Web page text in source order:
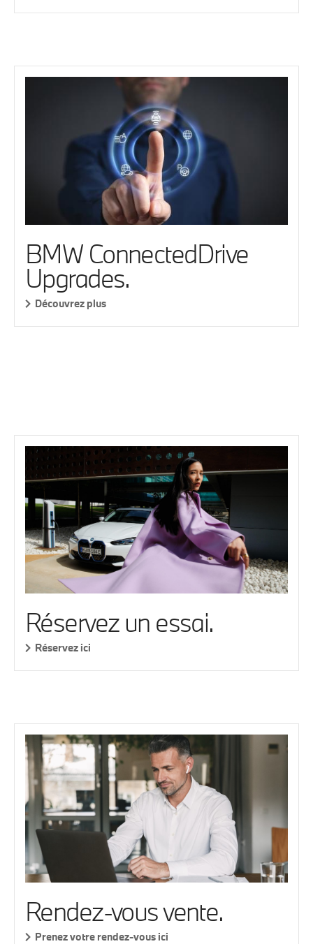
BMW ConnectedDrive
Upgrades.
Découvrez plus
Réservez un essai.
Réservez ici
Rendez-vous vente.
Prenez votre rendez-vous ici